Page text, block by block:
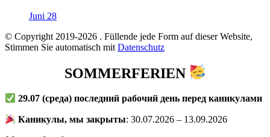
Juni 28
© Copyright 2019-2026 . Füllende jede Form auf dieser Website,
Stimmen Sie automatisch mit Datenschutz
SOMMERFERIEN
29.07 (среда) последний рабочий день перед каникулами
Каникулы, мы закрыты: 30.07.2026 – 13.09.2026